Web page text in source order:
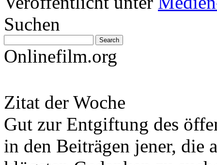
Suchen
Onlinefilm.org
Zitat der Woche
Gut zur Entgiftung des
in den Beiträgen jener, die